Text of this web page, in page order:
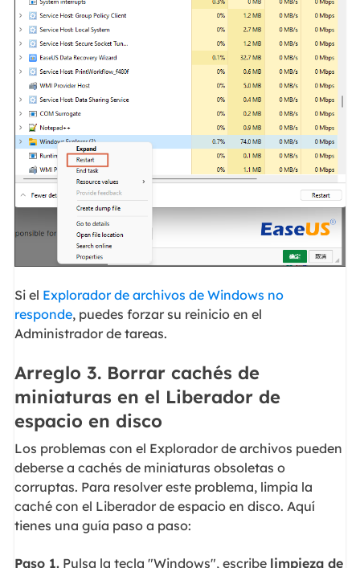
Si el Explorador de archivos de Windows no
responde, puedes forzar su reinicio en el
Administrador de tareas.
Arreglo 3. Borrar cachés de
miniaturas en el Liberador de
espacio en disco
Los problemas con el Explorador de archivos pueden
deberse a cachés de miniaturas obsoletas o
corruptas. Para resolver este problema, limpia la
caché con el Liberador de espacio en disco. Aquí
tienes una guía paso a paso:
Paso 1.Pulsa la tecla "Windows", escribe limpieza de